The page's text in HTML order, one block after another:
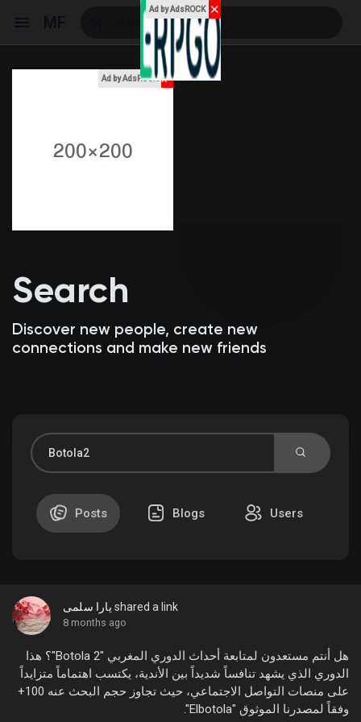
My Events
Discover Blogs
Discover Market
My Groups
Discover Pages
Ad by AdsROCK x
Search
Discover new people, create new
connections and make new friends
Posts Blogs Users
يارا سلمى shared a link
8 months ago
هل أنتم مستعدون لمتابعة أحداث الدوري المغربي "Botola 2"؟ هذا
الدوري الذي يشهد تنافساً شديداً بين الأندية، يكتسب اهتماماً متزايداً
على منصات التواصل الاجتماعي، حيث تجاوز حجم البحث عنه 100+
وفقاً لمصدرنا الموثوق "Elbotola".
Ad by AdsROCK ✕